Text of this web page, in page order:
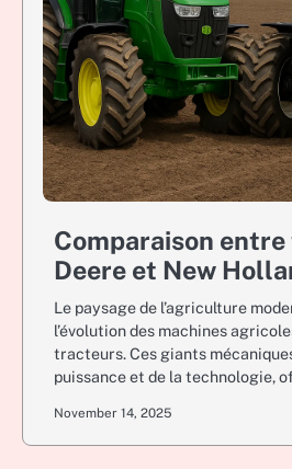
Comparaison
Deere et New
Le paysage de l’agriculture
l’évolution des machines
tracteurs. Ces giants
puissance et de la technologie,
November 14, 2025